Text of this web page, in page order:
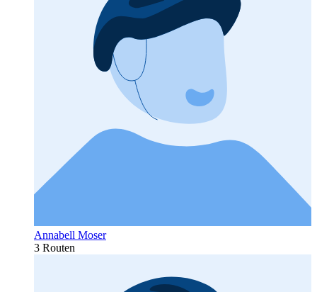
Annabell Moser
3 Routen